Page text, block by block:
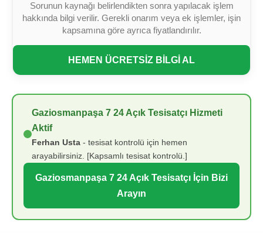
Sorunun kaynağı belirlendikten sonra yapılacak işlem
hakkında bilgi verilir. Gerekli onarım veya ek işlemler, işin
kapsamına göre ayrıca fiyatlandırılır.
HEMEN ÜCRETSİZ BİLGİ AL
Gaziosmanpaşa 7 24 Açık Tesisatçı Hizmeti
Aktif
Ferhan Usta - tesisat kontrolü için hemen
arayabilirsiniz. [Kapsamlı tesisat kontrolü.]
Gaziosmanpaşa 7 24 Açık Tesisatçı İçin Bizi
Arayın